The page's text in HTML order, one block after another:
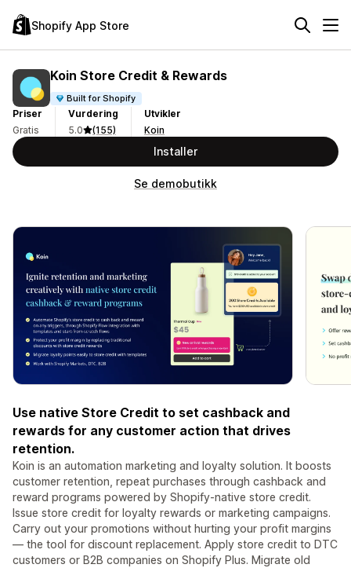
Shopify App Store
Koin Store Credit & Rewards
Built for Shopify
Priser
Gratis
Vurdering
5.0
(155)
Utvikler
Koin
Installer
Se demobutikk
Use native Store Credit to set cashback and
rewards for any customer action that drives
retention.
Koin is an automation marketing and loyalty solution. It boosts
customer retention, repeat purchases through cashback and
reward programs powered by Shopify-native store credit.
Issue store credit for loyalty rewards or marketing campaigns.
Carry out your promotions without hurting your profit margins
— the tool for discount replacement. Apply store credit to DTC
customers or B2B companies on Shopify Plus. Migrate old